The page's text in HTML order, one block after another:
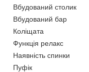
Вбудований столик
Вбудований бар
Коліщата
Функція релакс
Наявність спинки
Пуфік